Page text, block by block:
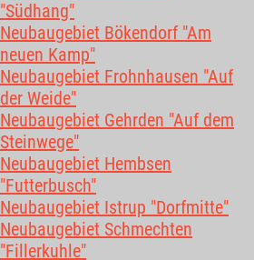
"Südhang"
Neubaugebiet Bökendorf "Am
neuen Kamp"
Neubaugebiet Frohnhausen "Auf
der Weide"
Neubaugebiet Gehrden "Auf dem
Steinwege"
Neubaugebiet Hembsen
"Futterbusch"
Neubaugebiet Istrup "Dorfmitte"
Neubaugebiet Schmechten
"Fillerkuhle"